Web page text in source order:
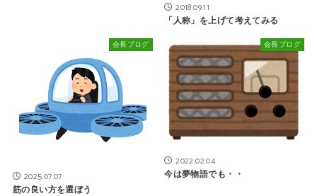
2018.09.11
「人称」を上げて考えてみる
会長ブログ
2025.07.07
筋の良い方を選ぼう
会長ブログ
2022.02.04
今は夢物語でも・・